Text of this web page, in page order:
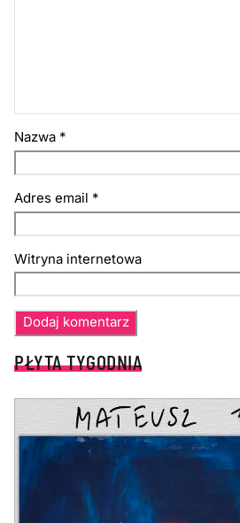
Nazwa *
Adres email *
Witryna internetowa
PŁYTA TYGODNIA